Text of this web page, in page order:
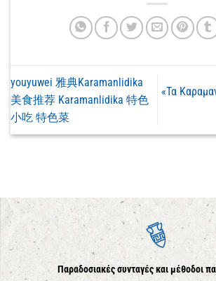
youyuwei 雅典Karamanlidika
美食推荐 Karamanlidika 特色
小吃 特色菜
«Τα
Παραδοσιακές συνταγές και μέθοδοι